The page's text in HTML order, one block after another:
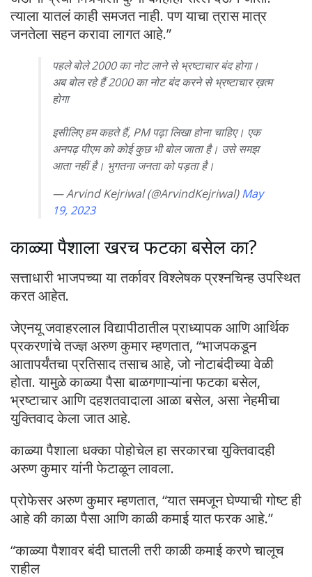
त्याला यातलं काही समजत नाही. पण याचा त्रास मात्र
जनतेला सहन करावा लागत आहे.”
पहले बोले 2000 का नोट लाने से भ्रष्टाचार बंद होगा।
अब बोल रहे हैं 2000 का नोट बंद करने से भ्रष्टाचार ख़त्म
होगा
इसीलिए हम कहते हैं, PM पढ़ा लिखा होना चाहिए। एक
अनपढ़ पीएम को कोई कुछ भी बोल जाता है। उसे समझ
आता नहीं है। भुगतना जनता को पड़ता है।
— Arvind Kejriwal (@ArvindKejriwal)May
19, 2023
काळ्या पैशाला खरच फटका बसेल का?
सत्ताधारी भाजपच्या या तर्कावर विश्लेषक प्रश्नचिन्ह उपस्थित
करत आहेत.
जेएनयू जवाहरलाल विद्यापीठातील प्राध्यापक आणि आर्थिक
प्रकरणांचे तज्ज्ञ अरुण कुमार म्हणतात, “भाजपकडून
आतापर्यंतचा प्रतिसाद तसाच आहे, जो नोटाबंदीच्या वेळी
होता. यामुळे काळ्या पैसा बाळगणाऱ्यांना फटका बसेल,
भ्रष्टाचार आणि दहशतवादाला आळा बसेल, असा नेहमीचा
युक्तिवाद केला जात आहे.
काळ्या पैशाला धक्का पोहोचेल हा सरकारचा युक्तिवादही
अरुण कुमार यांनी फेटाळून लावला.
प्रोफेसर अरुण कुमार म्हणतात, “यात समजून घेण्याची गोष्ट ही
आहे की काळा पैसा आणि काळी कमाई यात फरक आहे.”
“काळ्या पैशावर बंदी घातली तरी काळी कमाई करणे चालूच
राहील